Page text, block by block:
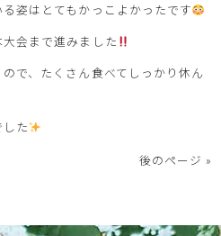
姿はとてもかっこよかったです
会まで進みました
で、たくさん食べてしっかり休ん
した
後のページ »